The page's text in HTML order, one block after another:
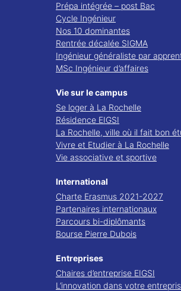
Prépa intégrée – post Bac
Cycle Ingénieur
Nos 10 dominantes
Rentrée décalée SIGMA
Ingénieur généraliste par
MSc Ingénieur d’affaires
Vie sur le campus
Se loger à La Rochelle
Résidence EIGSI
La Rochelle, ville où il fait bon
Vivre et Etudier à La Rochelle
Vie associative et sportive
International
Charte Erasmus 2021-2027
Partenaires internationaux
Parcours bi-diplômants
Bourse Pierre Dubois
Entreprises
Chaires d’entreprise EIGSI
L’innovation dans votre